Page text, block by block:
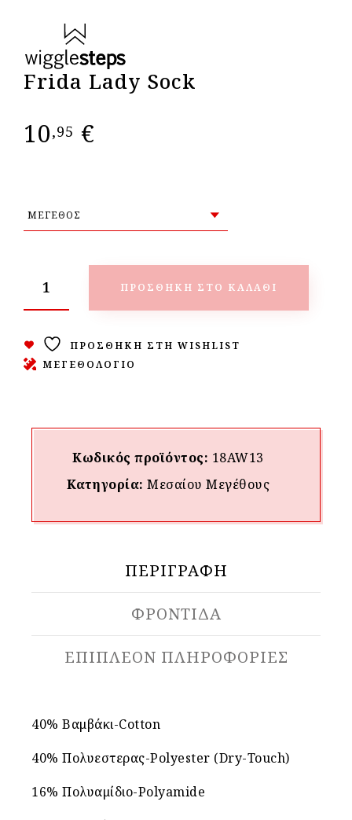
Frida Lady Sock
10,95 €
ΠΡΟΣΘΉΚΗ ΣΤΟ ΚΑΛΆΘΙ
ΠΡΟΣΘΉΚΗ ΣΤΗ WISHLIST
ΜΕΓΕΘΟΛΟΓΙΟ
Κωδικός προϊόντος: 18AW13
Κατηγορία:Μεσαίου Mεγέθους
ΠΕΡΙΓΡΑΦΉ
ΦΡΟΝΤΙΔΑ
ΕΠΙΠΛΈΟΝ ΠΛΗΡΟΦΟΡΊΕΣ
40% Βαμβάκι-Cotton
40% Πολυεστερας-Polyester (Dry-Touch)
16% Πολυαμίδιο-Polyamide